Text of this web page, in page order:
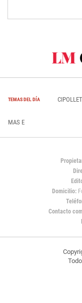
TEMAS DEL DÍA
MAS E
Domicilio:
Contacto